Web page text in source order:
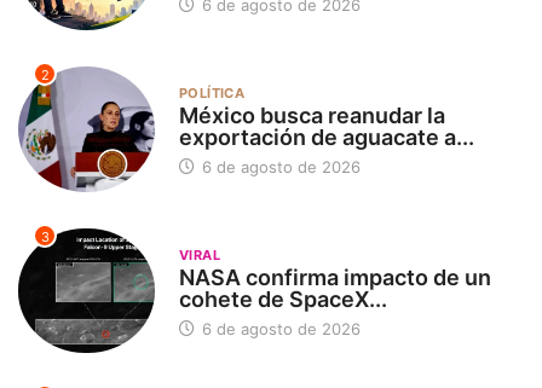
6 de agosto de 2026
2
POLÍTICA
México busca reanudar la
exportación de aguacate a...
6 de agosto de 2026
3
VIRAL
NASA confirma impacto de un
cohete de SpaceX...
6 de agosto de 2026